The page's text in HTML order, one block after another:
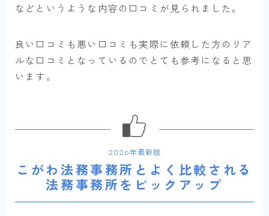
などというような内容の口コミが見られました。
良い口コミも悪い口コミも実際に依頼した方のリア
ルな口コミとなっているのでとても参考になると思
います。
2026年最新版
こがわ法務事務所とよく比較される
法務事務所をピックアップ